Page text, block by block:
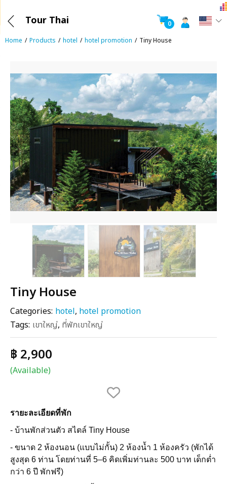
Tour Thai
0
Home
Products hotel hotel promotion Tiny House
Tiny House
Categories: hotel, hotel promotion
Tags: เขาใหญ่, ที่พักเขาใหญ่
฿ 2,900
(Available)
รายะละเอียดที่พัก
- บ้านพักส่วนตัว สไตล์ Tiny House
- ขนาด 2 ห้องนอน (แบบไม่กั้น) 2 ห้องน้ำ 1 ห้องครัว (พักได้
สูงสุด 6 ท่าน โดยท่านที่ 5–6 คิดเพิ่มท่านละ 500 บาท เด็กต่ำ
กว่า 6 ปี พักฟรี)